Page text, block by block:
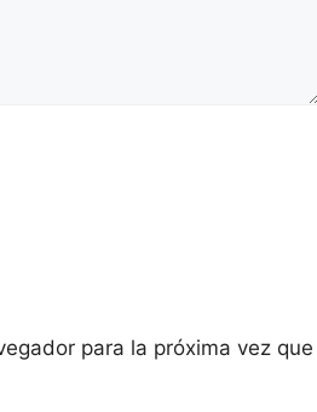
para la próxima vez que